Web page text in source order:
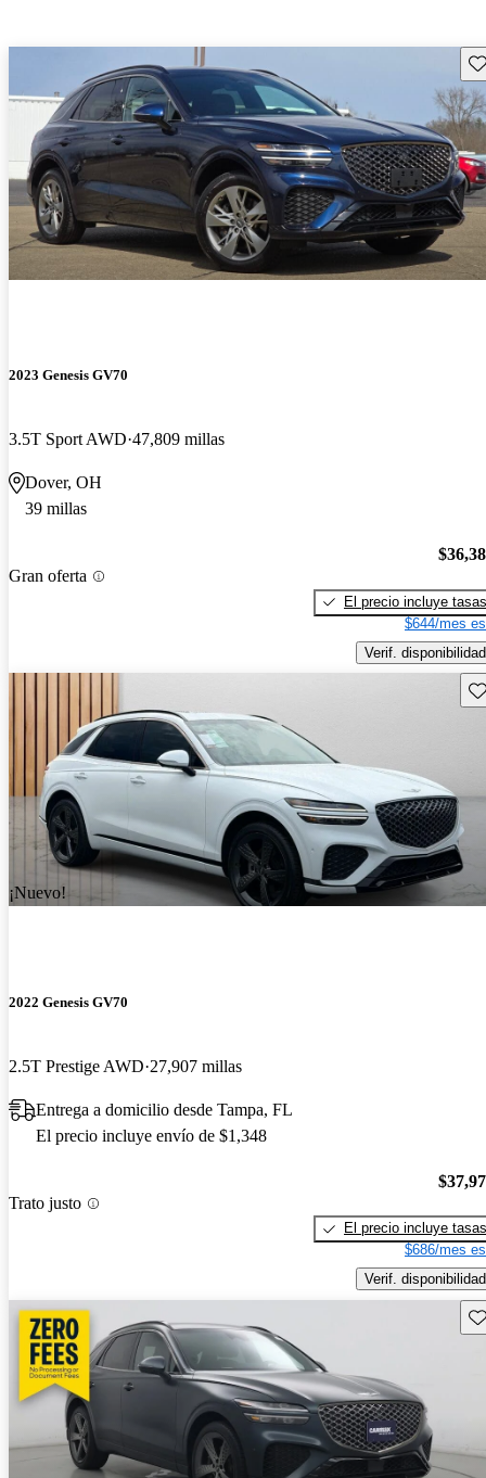
2023 Genesis GV70
3.5T Sport AWD 47,809 millas
Dover, OH
39 millas
Gran oferta
El precio incluye tasas
$644/mes
Verif. disponibilidad
¡Nuevo!
2022 Genesis GV70
2.5T Prestige AWD 27,907 millas
Entrega a domicilio desde Tampa, FL
El precio incluye envío de $1,348
Trato justo
El precio incluye tasas
$686/mes
Verif. disponibilidad